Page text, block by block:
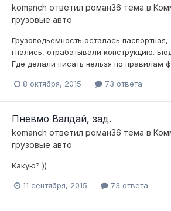
komanch ответил роман36 тема в
грузовые авто
Грузоподьемность осталась
гнались, отрабатывали конструкцию.
Где делали писать нельзя по правилам
8 октября, 2015 73 ответа
Пневмо Валдай, зад.
komanch ответил роман36 тема в
грузовые авто
Какую? ))
11 сентября, 2015 73 ответа